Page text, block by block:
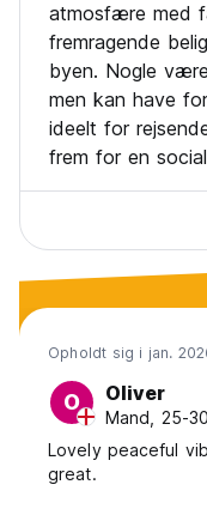
atmosfære med
fremragende
byen. Nogle
men kan have
ideelt for
frem for en
Opholdt sig i jan.
O Oliver
Mand, 25-
Lovely peaceful
great.